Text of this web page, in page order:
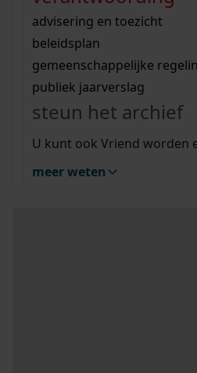
bouwvergunningen
omgevingsvergunningen
vergunningen
beeld en geluid
uitleg nodig?
Wij helpen u op weg met
bekijk alle zoektips
Wij helpen u op weg met
bekijk alle zoektips
bekijk ons
advisering en toezicht
beleidsplan
gemeenschappelijke
publiek jaarverslag
steun het archief
U kunt ook Vriend worden
meer weten
zoektips
Mijn Studiezaal (inloggen)